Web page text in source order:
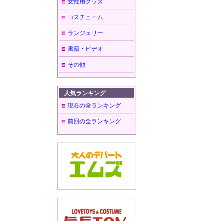
女性用グッズ
コスチューム
ランジェリー
書籍・ビデオ
その他
人気ランキング
現在の全ランキング
前回の全ランキング